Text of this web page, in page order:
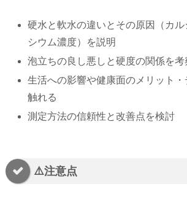
硬水と軟水の違いとその原因（カ
シウム濃度）を説明
泡立ちの良し悪しと硬度の関係を考
生活への影響や健康面のメリット・
触れる
測定方法の信頼性と改善点を検討
⚠️注意点